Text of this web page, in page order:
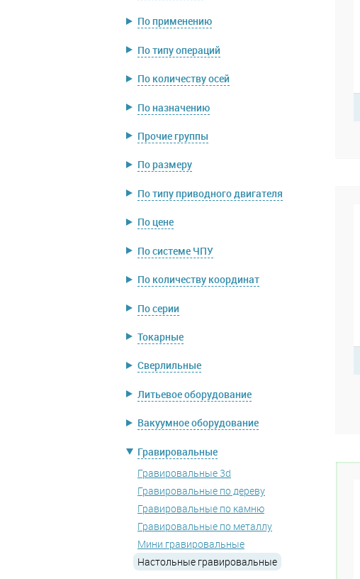
По применению
По типу операций
По количеству осей
По назначению
Прочие группы
По размеру
По типу приводного двигателя
По цене
По системе ЧПУ
По количеству координат
По серии
Токарные
Сверлильные
Литьевое оборудование
Вакуумное оборудование
Гравировальные
Гравировальные 3d
Гравировальные по дереву
Гравировальные по камню
Гравировальные по металлу
Мини гравировальные
Настольные гравировальные